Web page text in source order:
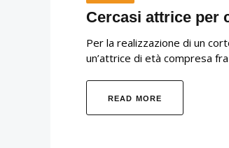
Cercasi attrice per
Per la realizzazione di un
un’attrice di età compresa
READ MORE